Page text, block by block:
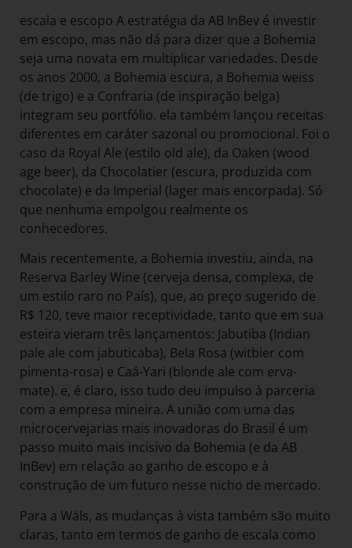
escala e escopo A estratégia da AB InBev é investir
em escopo, mas não dá para dizer que a Bohemia
seja uma novata em multiplicar variedades. Desde
os anos 2000, a Bohemia escura, a Bohemia weiss
(de trigo) e a Confraria (de inspiração belga)
integram seu portfólio. ela também lançou receitas
diferentes em caráter sazonal ou promocional. Foi o
caso da Royal Ale (estilo old ale), da Oaken (wood
age beer), da Chocolatier (escura, produzida com
chocolate) e da Imperial (lager mais encorpada). Só
que nenhuma empolgou realmente os
conhecedores.
Mais recentemente, a Bohemia investiu, ainda, na
Reserva Barley Wine (cerveja densa, complexa, de
um estilo raro no País), que, ao preço sugerido de
R$ 120, teve maior receptividade, tanto que em sua
esteira vieram três lançamentos: Jabutiba (Indian
pale ale com jabuticaba), Bela Rosa (witbier com
pimenta-rosa) e Caá-Yari (blonde ale com erva-
mate). e, é claro, isso tudo deu impulso à parceria
com a empresa mineira. A união com uma das
microcervejarias mais inovadoras do Brasil é um
passo muito mais incisivo da Bohemia (e da AB
InBev) em relação ao ganho de escopo e à
construção de um futuro nesse nicho de mercado.
Para a Wäls, as mudanças à vista também são muito
claras, tanto em termos de ganho de escala como